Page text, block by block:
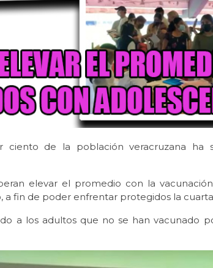
ciento de la población veracruzana ha
elevar el promedio con la
a fin de poder enfrentar protegidos la cuarta
a los adultos que no se han vacunado